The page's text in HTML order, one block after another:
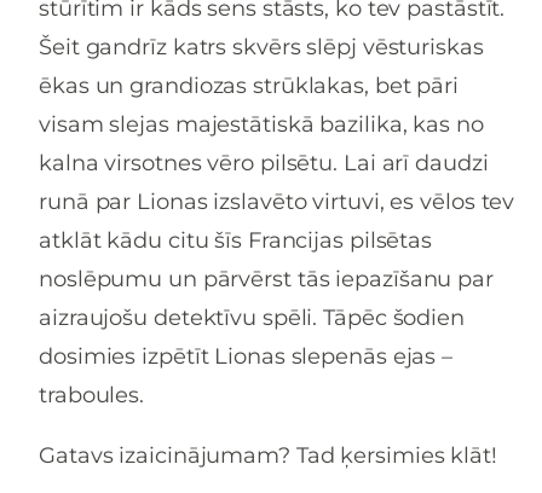
stūrītim ir kāds sens stāsts, ko tev pastāstīt.
Šeit gandrīz katrs skvērs slēpj vēsturiskas
ēkas un grandiozas strūklakas, bet pāri
visam slejas majestātiskā bazilika, kas no
kalna virsotnes vēro pilsētu. Lai arī daudzi
runā par Lionas izslavēto virtuvi, es vēlos tev
atklāt kādu citu šīs Francijas pilsētas
noslēpumu un pārvērst tās iepazīšanu par
aizraujošu detektīvu spēli. Tāpēc šodien
dosimies izpētīt Lionas slepenās ejas –
traboules.
Gatavs izaicinājumam? Tad ķersimies klāt!